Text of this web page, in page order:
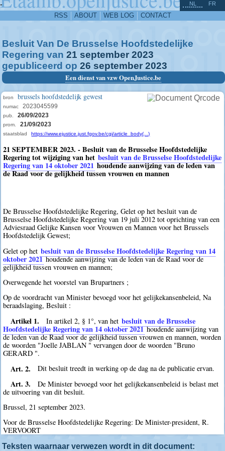
-
RSS ABOUT WEB LOG CONTACT
NL FR
Besluit Van De Brusselse Hoofdstedelijke
Regering van 21 september 2023
gepubliceerd op 26 september 2023
Een dienst van vzw OpenJustice.be
bron brussels hoofdstedelijk gewest
numac 2023045599
pub. 26/09/2023
prom. 21/09/2023
staatsblad https://www.ejustice.just.fgov.be/cgi/article_body(...)
21 SEPTEMBER 2023. - Besluit van de Brusselse Hoofdstedelijke
Regering tot wijziging van het besluit van de Brusselse Hoofdstedelijke
Regering van 14 oktober 2021 houdende aanwijzing van de leden van
de Raad voor de gelijkheid tussen vrouwen en mannen
De Brusselse Hoofdstedelijke Regering, Gelet op het besluit van de
Brusselse Hoofdstedelijke Regering van 19 juli 2012 tot oprichting van een
Adviesraad Gelijke Kansen voor Vrouwen en Mannen voor het Brussels
Hoofdstedelijk Gewest;
Gelet op het besluit van de Brusselse Hoofdstedelijke Regering van 14
oktober 2021houdende aanwijzing van de leden van de Raad voor de
gelijkheid tussen vrouwen en mannen;
Overwegende het voorstel van Brupartners ;
Op de voordracht van Minister bevoegd voor het gelijkekansenbeleid, Na
beraadslaging, Besluit :
Artikel 1. In artikel 2, § 1°, van het besluit van de Brusselse
Hoofdstedelijke Regering van 14 oktober 2021houdende aanwijzing van
de leden van de Raad voor de gelijkheid tussen vrouwen en mannen, worden
de woorden "Joelle JABLAN " vervangen door de woorden "Bruno
GERARD ".
Art. 2. Dit besluit treedt in werking op de dag na de publicatie ervan.
Art. 3.
De Minister bevoegd voor het gelijkekansenbeleid is belast met
de uitvoering van dit besluit.
Brussel, 21 september 2023.
Voor de Brusselse Hoofdstedelijke Regering: De Minister-president, R.
VERVOORT
Teksten waarnaar verwezen wordt in dit document:
^